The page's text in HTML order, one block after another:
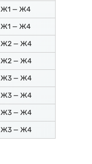
Ж1 — Ж4
Ж1 — Ж4
Ж2 — Ж4
Ж2 — Ж4
Ж3 — Ж4
Ж3 — Ж4
Ж3 — Ж4
Ж3 — Ж4